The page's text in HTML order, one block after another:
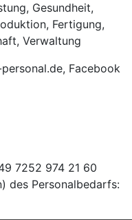
Gesundheit,
Fertigung,
Verwaltung
Facebook
7252 974 21 60
des Personalbedarfs: